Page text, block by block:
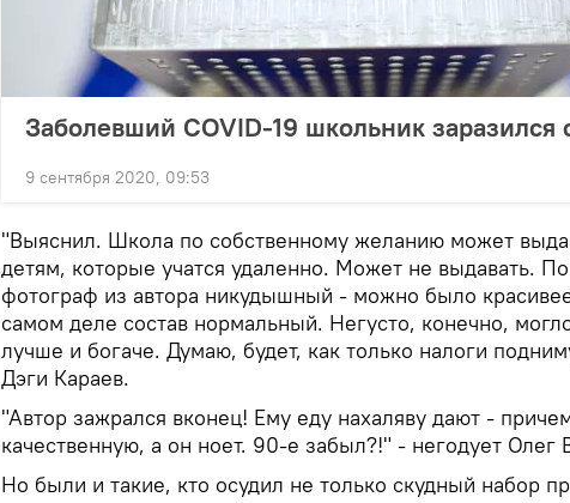
Заболевший COVID-19 школьник заразился
9 сентября 2020, 09:53
"Выяснил. Школа по собственному желанию может
детям, которые учатся удаленно. Может не выдавать. По
фотограф из автора никудышный - можно было
самом деле состав нормальный. Негусто, конечно,
лучше и богаче. Думаю, будет, как только налоги
Дэги Караев.
"Автор зажрался вконец! Ему еду нахаляву дают -
качественную, а он ноет. 90-е забыл?!" - негодует Олег
Но были и такие, кто осудил не только скудный набор